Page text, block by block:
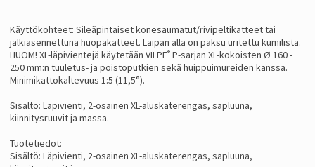
Käyttökohteet: Sileäpintaiset konesaumatut/rivipeltikatteet tai
jälkiasennettuna huopakatteet. Laipan alla on paksu uritettu kumilista.
HUOM! XL-läpivientejä käytetään VILPE® P-sarjan XL-kokoisten Ø 160 -
250 mm:n tuuletus- ja poistoputkien sekä huippuimureiden kanssa.
Minimikattokaltevuus 1:5 (11,5°).
Sisältö: Läpivienti, 2-osainen XL-aluskaterengas, sapluuna,
kiinnitysruuvit ja massa.
Tuotetiedot:
Sisältö: Läpivienti, 2-osainen XL-aluskaterengas, sapluuna,